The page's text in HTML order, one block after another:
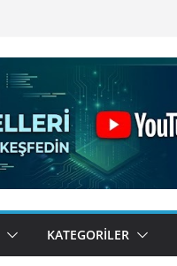
KATEGORILER